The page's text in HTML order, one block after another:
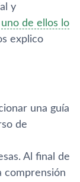
y
uno de ellos lo
explico
una guía
de
Al final de
comprensión